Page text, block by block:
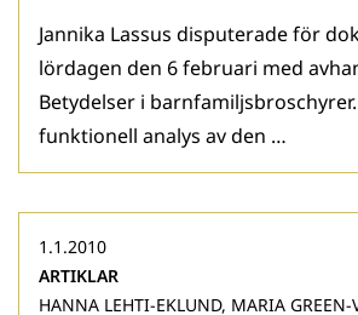
Jannika Lassus disputerade för
lördagen den 6 feb­ruari med
Betydelser i
funktionell analys av den …
1.1.2010
ARTIKLAR
HANNA LEHTI-EKLUND, MARIA GREEN-